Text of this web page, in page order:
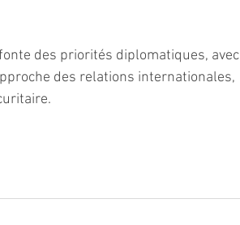
des priorités diplomatiques, avec
des relations internationales,